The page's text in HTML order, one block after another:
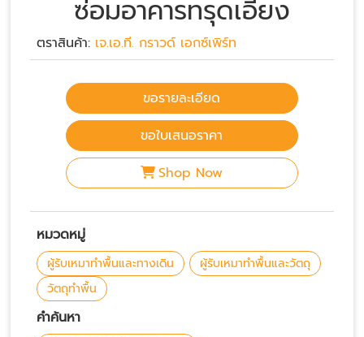
ซ่อมอาคารทรุดเอียง
ตราสินค้า: เจ.เอ.ที. กราวด์ เอกซ์เพิร์ท
ขอรายละเอียด
ขอใบเสนอราคา
Shop Now
หมวดหมู่
ผู้รับเหมาทำพื้นและทางเดิน
ผู้รับเหมาทำพื้นและวัตถุ
วัตถุทำพื้น
คำค้นหา